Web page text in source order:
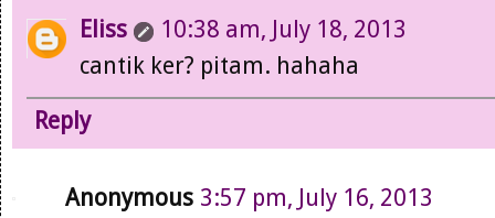
Eliss
10:38 am, July 18, 2013
cantik ker? pitam. hahaha
Reply
Anonymous 3:57 pm, July 16, 2013